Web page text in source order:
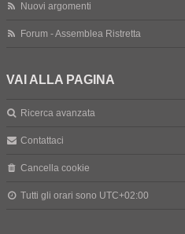
Nuovi argomenti
Forum - Assemblea Ristretta
VAI ALLA PAGINA
Ricerca avanzata
Contattaci
Cancella cookie
Tutti gli orari sono UTC+02:00